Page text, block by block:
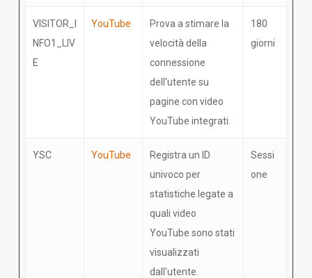
VISITOR_I
NFO1_LIV
E
YouTube
Prova a stimare la
velocità della
connessione
dell'utente su
pagine con video
YouTube integrati.
180
giorni
YSC YouTube
Registra un ID
univoco per
statistiche legate a
quali video
YouTube sono stati
visualizzati
dall'utente.
Sessi
one